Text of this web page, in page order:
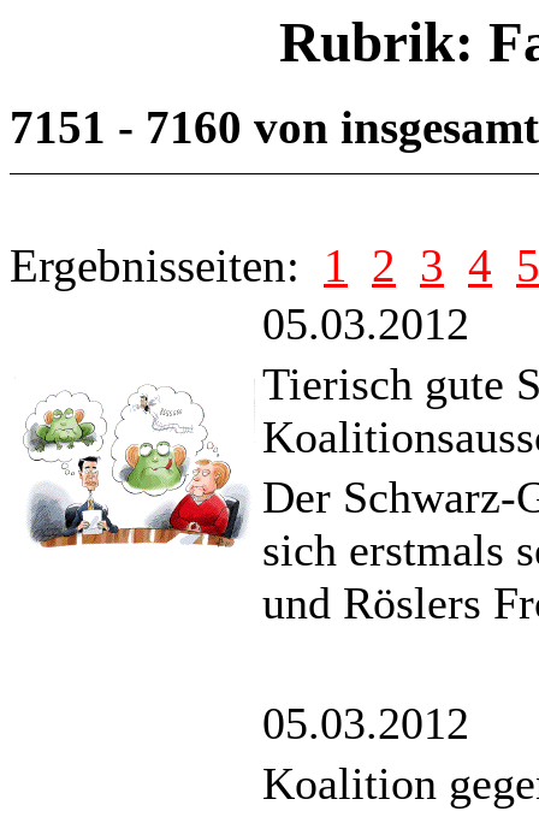
Rubrik:
7151 - 7160 von
Ergebnisseiten: 1 2 3 4 5
05.03.2012
Tierisch gute
Der Schwarz-
sich erstmals
und Röslers
05.03.2012
Koalition